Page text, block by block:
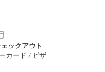
ックアウト
カード / ビザ